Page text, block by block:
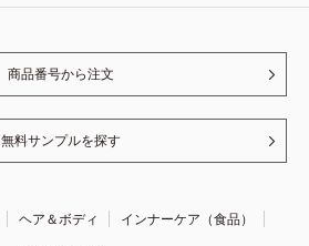
商品番号から注文
無料サンプルを探す
ヘア＆ボディ
インナーケア（食品）